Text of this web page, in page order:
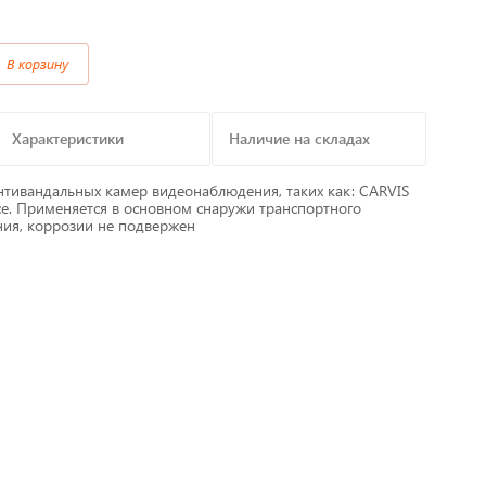
Изоляционные материалы,гофра
В корзину
Характеристики Наличие на складах
камер видеонаблюдения, таких как: CARVIS
Применяется в основном снаружи транспортного
коррозии не подвержен